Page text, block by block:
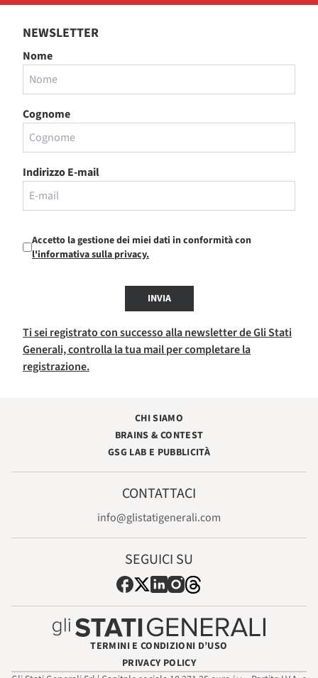
NEWSLETTER
Nome
Cognome
Indirizzo E-mail
Accetto la gestione dei miei dati in conformità con
l'informativa sulla privacy.
INVIA
Ti sei registrato con successo alla newsletter de Gli Stati
Generali, controlla la tua mail per completare la
registrazione.
CHI SIAMO
BRAINS & CONTEST
GSG LAB E PUBBLICITÀ
CONTATTACI
info@glistatigenerali.com
SEGUICI SU
TERMINI E CONDIZIONI D’USO
PRIVACY POLICY